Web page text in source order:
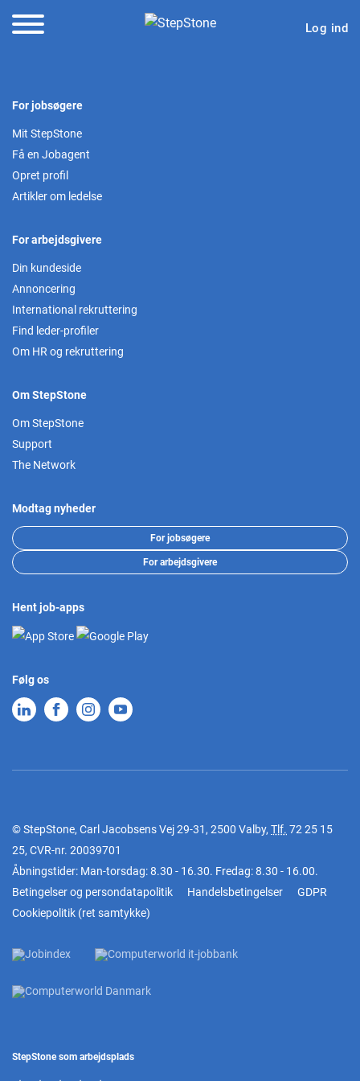
Log ind
For jobsøgere
Mit StepStone
Få en Jobagent
Opret profil
Artikler om ledelse
For arbejdsgivere
Din kundeside
Annoncering
International rekruttering
Find leder-profiler
Om HR og rekruttering
Om StepStone
Om StepStone
Support
The Network
Modtag nyheder
For jobsøgere
For arbejdsgivere
Hent job-apps
Følg os
© StepStone, Carl Jacobsens Vej 29-31, 2500 Valby, Tlf. 72 25 15
25, CVR-nr. 20039701
Åbningstider: Man-torsdag: 8.30 - 16.30. Fredag: 8.30 - 16.00.
Betingelser og persondatapolitik
Handelsbetingelser
GDPR
Cookiepolitik (ret samtykke)
StepStone som arbejdsplads